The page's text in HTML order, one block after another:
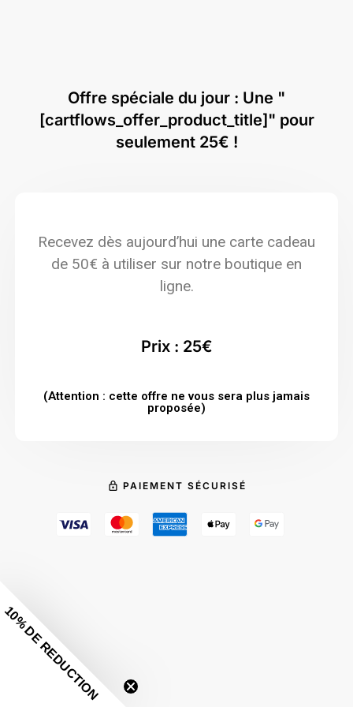
Offre spéciale du jour : Une "
[cartflows_offer_product_title]" pour
seulement 25€ !
Recevez dès aujourd’hui une carte cadeau
de 50€ à utiliser sur notre boutique en
ligne.
Prix : 25€
(Attention : cette offre ne vous sera plus jamais
proposée)
PAIEMENT SÉCURISÉ
10% DE REDUCTION